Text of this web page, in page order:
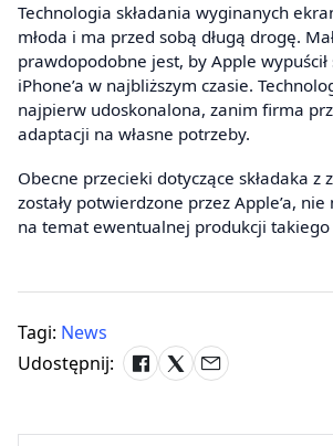
Technologia składania wyginanych
młoda i ma przed sobą długą drogę.
prawdopodobne jest, by Apple wypuścił
iPhone’a w najbliższym czasie.
najpierw udoskonalona, zanim firma
adaptacji na własne potrzeby.
Obecne przecieki dotyczące składaka z
zostały potwierdzone przez Apple’a,
na temat ewentualnej produkcji takiego
Tagi: News
Udostępnij: